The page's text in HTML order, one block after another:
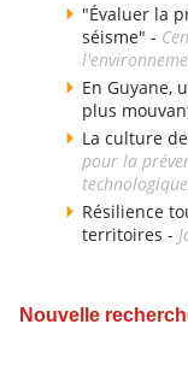
"Évaluer la
séisme" -
En Guyane,
plus
La culture
pour la
Résilience
territoires -
Nouvelle